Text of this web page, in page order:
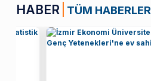
HABER TÜM HABERLER